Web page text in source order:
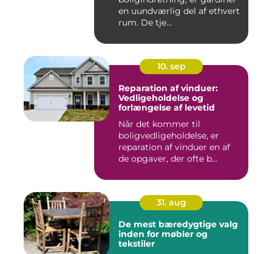
en uundværlig del af ethvert
rum. De tje...
10. sep
Reparation af vinduer:
Vedligeholdelse og
forlængelse af levetid
Når det kommer til
boligvedligeholdelse, er
reparation af vinduer en af
de opgaver, der ofte b...
31. aug
De mest bæredygtige valg
inden for møbler og
tekstiler